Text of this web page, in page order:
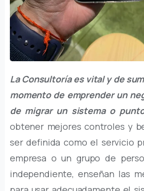
La Consultoría es vital y de
momento de emprender un
de migrar un sistema o
obtener mejores controles y
ser definida como el servicio
empresa o un grupo de
independiente, enseñan las